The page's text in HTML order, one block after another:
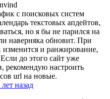
с поисковых систем
текстовых апдейтов,
но я бы не парился на
наверняка обновит. При
изменится и ранжирование,
до этого сайт уже
рекомендую настроить
url на новые.
назад